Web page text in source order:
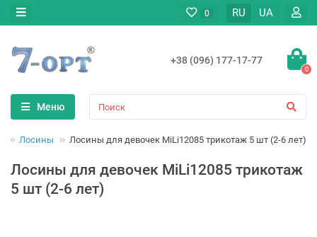
0 RU UA
+38 (096) 177-17-77
0
Меню
Лосины Лосины для девочек MiLi12085 трикотаж 5 шт (2-6 лет)
Лосины для девочек MiLi12085 трикотаж
5 шт (2-6 лет)